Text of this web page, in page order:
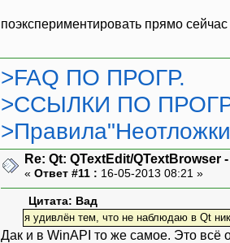
поэкспериментировать прямо
>FAQ ПО ПРОГР.
>ССЫЛКИ ПО
Re: Qt: QTextEdit/QTextBrowser
« Ответ #11 : 16-05-2013 08:21 »
Цитата: Вад
я удивлён тем, что не наблюдаю в Qt
Дак и в WinAPI то же самое. Это всё